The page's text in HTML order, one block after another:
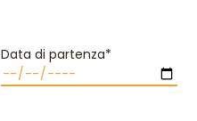
Data di partenza*